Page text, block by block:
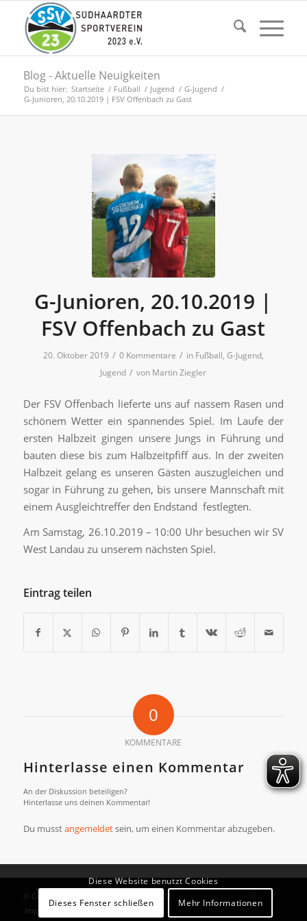
Blog - Aktuelle Neuigkeiten
Du bist hier: Startseite / Fußball / Jugend / G-Jugend /
G-Junioren, 20.10.2019 | FSV Offenbach zu Gast
G-Junioren, 20.10.2019 |
FSV Offenbach zu Gast
20. Oktober 2019 / 0 Kommentare / in Fußball, G-Jugend,
Jugend / von Martin Ziegler
Der FSV Offenbach lieferte uns auf nassem Rasen und
schönem Wetter ein spannendes Spiel. Im Laufe der
ersten Halbzeit gingen unsere Jungs in Führung und
bauten diese bis zum Halbzeitpfiff aus. In der zweiten
Halbzeit gelang es unseren Gästen auszugleichen und
sogar in Führung zu gehen, bis unsere Mannschaft mit
einem Ausgleichtreffer den Endstand festlegten.
Am Samstag, 26.10.2019 – 10:00 Uhr besuchen wir SV
West Landau zu unserem nächsten Spiel.
Eintrag teilen
0
KOMMENTARE
Hinterlasse einen Kommentar
An der Diskussion beteiligen?
Hinterlasse uns deinen Kommentar!
Du musstangemeldetsein, um einen Kommentar abzugeben.
© Copyright - Südhaardter Sportverein 23
Impressum
Diese Website benutzt Cookies
Dieses Fenster schließen
Mehr Informationen